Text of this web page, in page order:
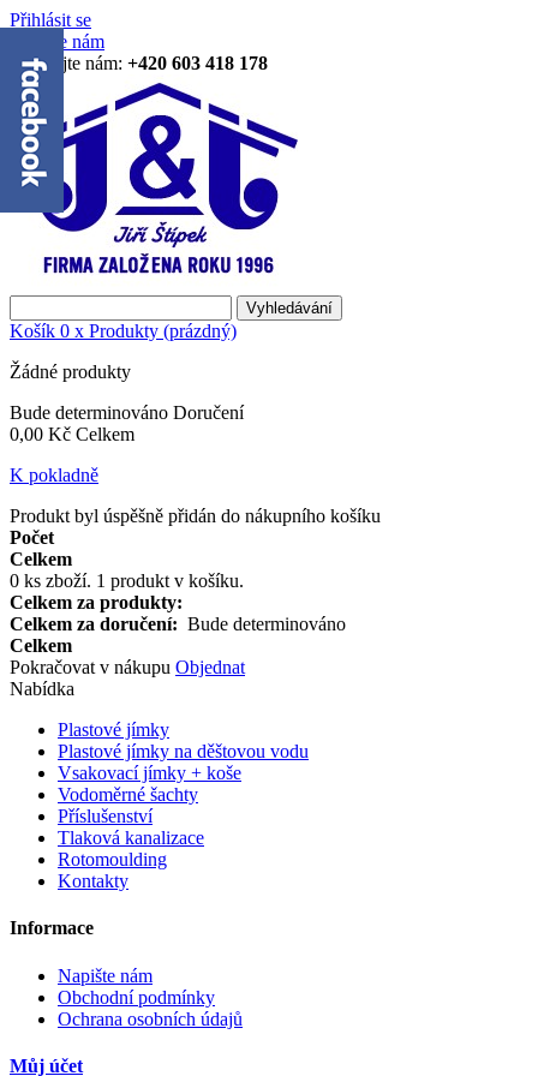
Přihlásit se
Napište nám
Zavolejte nám: +420 603 418 178
Vyhledávání
Košík 0 x Produkty (prázdný)
Žádné produkty
Bude determinováno Doručení
0,00 Kč Celkem
K pokladně
Produkt byl úspěšně přidán do nákupního košíku
Počet
Celkem
0 ks zboží. 1 produkt v košíku.
Celkem za produkty:
Celkem za doručení: Bude determinováno
Celkem
Pokračovat v nákupu Objednat
Nabídka
Plastové jímky
Plastové jímky na děštovou vodu
Vsakovací jímky + koše
Vodoměrné šachty
Příslušenství
Tlaková kanalizace
Rotomoulding
Kontakty
Informace
Napište nám
Obchodní podmínky
Ochrana osobních údajů
Můj účet